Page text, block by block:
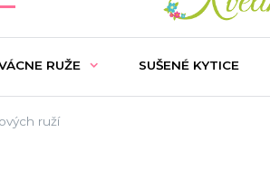
RUŽE SUŠENÉ KYTICE
ruží